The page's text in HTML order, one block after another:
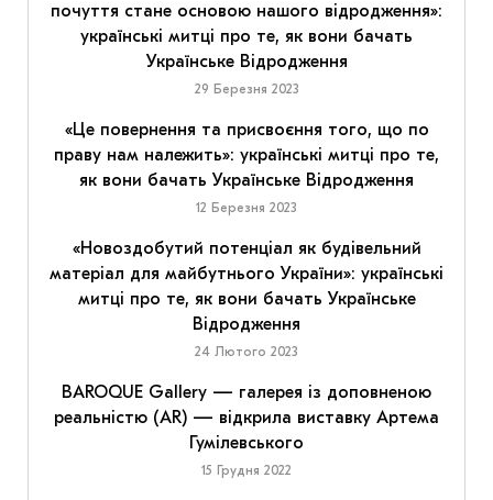
почуття стане основою нашого відродження»:
українські митці про те, як вони бачать
Українське Відродження
29 Березня 2023
«Це повернення та присвоєння того, що по
праву нам належить»: українські митці про те,
як вони бачать Українське Відродження
12 Березня 2023
«Новоздобутий потенціал як будівельний
матеріал для майбутнього України»: українські
митці про те, як вони бачать Українське
Відродження
24 Лютого 2023
BAROQUE Gallery — галерея із доповненою
реальністю (AR) — відкрила виставку Артема
Гумілевського
15 Грудня 2022